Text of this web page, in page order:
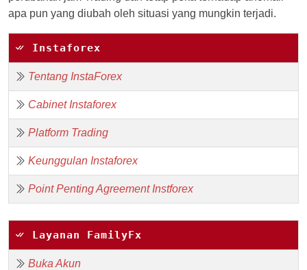
apa pun yang diubah oleh situasi yang mungkin terjadi.
Instaforex
Tentang InstaForex
Cabinet Instaforex
Platform Trading
Keunggulan Instaforex
Point Penting Agreement Instforex
Layanan FamilyFx
Buka Akun